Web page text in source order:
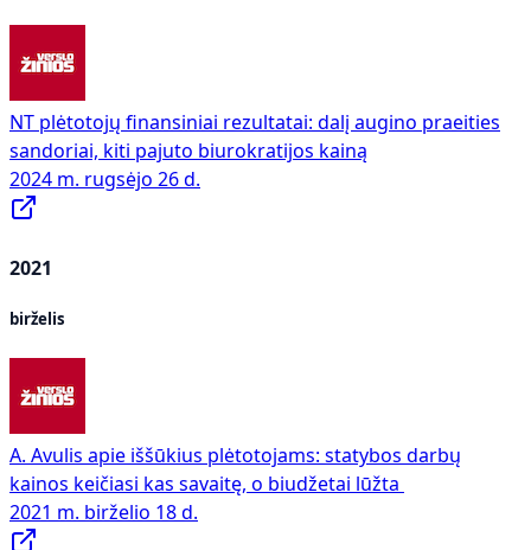
NT plėtotojų finansiniai rezultatai: dalį augino praeities
sandoriai, kiti pajuto biurokratijos kainą
2024 m. rugsėjo 26 d.
2021
birželis
A. Avulis apie iššūkius plėtotojams: statybos darbų
kainos keičiasi kas savaitę, o biudžetai lūžta
2021 m. birželio 18 d.